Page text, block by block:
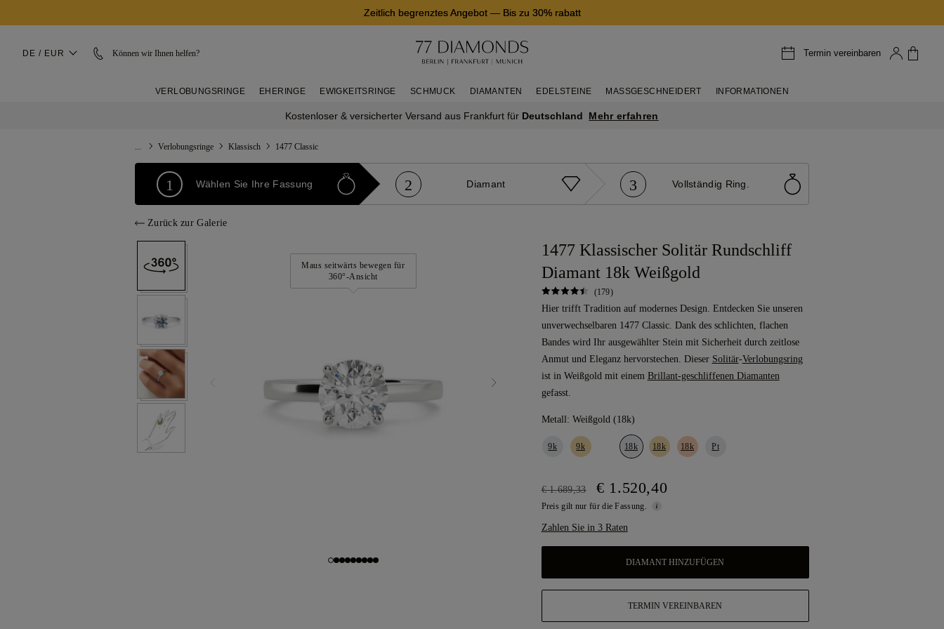
Zeitlich begrenztes Angebot— Bis zu 30% rabatt
DE / EUR Können wir Ihnen helfen? Termin vereinbaren
VERLOBUNGSRINGE EHERINGE EWIGKEITSRINGE SCHMUCK DIAMANTEN EDELSTEINE MASSGESCHNEIDERT INFORMATIONEN
Kostenloser & versicherter Versand aus Frankfurt für Deutschland Mehr erfahren
Verlobungsringe Klassisch 1477 Classic
1 Wählen Sie Ihre Fassung 2 Diamant 3 Vollständig Ring.
Zurück zur Galerie
Maus seitwärts bewegen für
360°-Ansicht
1477 Klassischer Solitär Rundschliff
Diamant 18k Weißgold
(179)
Hier trifft Tradition auf modernes Design. Entdecken Sie unseren
unverwechselbaren 1477 Classic. Dank des schlichten, flachen
Bandes wird Ihr ausgewählter Stein mit Sicherheit durch zeitlose
Anmut und Eleganz hervorstechen. Dieser Solitär-Verlobungsring
ist in Weißgold mit einem Brillant-geschliffenen Diamanten
gefasst.
Metall: Weißgold (18k)
9k 9k 18k 18k 18k Pt
€ 1.689,33 € 1.520,40
Preis gilt nur für die Fassung.
Zahlen Sie in 3 Raten
DIAMANT HINZUFÜGEN
TERMIN VEREINBAREN